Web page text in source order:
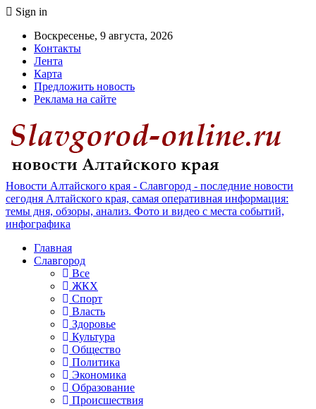
Sign in
Воскресенье, 9 августа, 2026
Контакты
Лента
Карта
Предложить новость
Реклама на сайте
Новости Алтайского края - Славгород - последние новости
сегодня Алтайского края, самая оперативная информация:
темы дня, обзоры, анализ. Фото и видео с места событий,
инфографика
Главная
Славгород
Все
ЖКХ
Спорт
Власть
Здоровье
Культура
Общество
Политика
Экономика
Образование
Происшествия